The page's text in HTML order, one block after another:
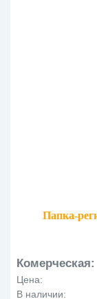
Папка-
Комерческая:
Цена:
В наличии: